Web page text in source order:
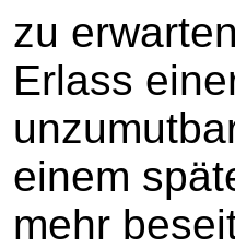
zu
Erlass
einem
mehr